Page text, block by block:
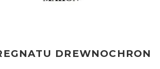
DREWNOCHRON